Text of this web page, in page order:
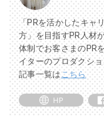
「PRを活かしたキャ
方」を目指すPR人材
体制でお客さまのPR
イターのプロダクシ
記事一覧はこちら